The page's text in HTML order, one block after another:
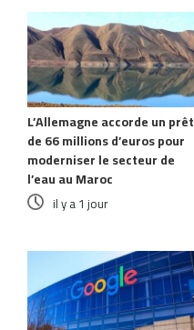
L’Allemagne accorde un prêt
de 66 millions d’euros pour
moderniser le secteur de
l’eau au Maroc
il y a 1 jour